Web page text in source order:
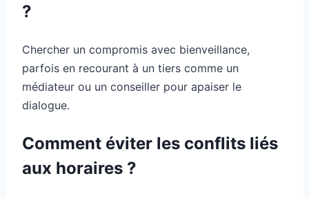
?
Chercher un compromis avec bienveillance,
parfois en recourant à un tiers comme un
médiateur ou un conseiller pour apaiser le
dialogue.
Comment éviter les conflits liés
aux horaires ?